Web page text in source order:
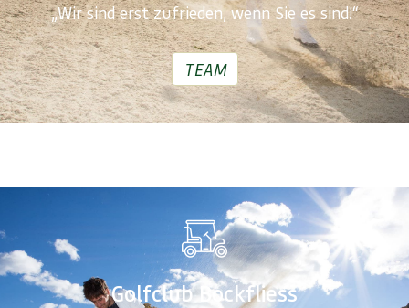
„Wir sind erst zufrieden, wenn Sie es sind!“
TEAM
Golfclub Bockfliess